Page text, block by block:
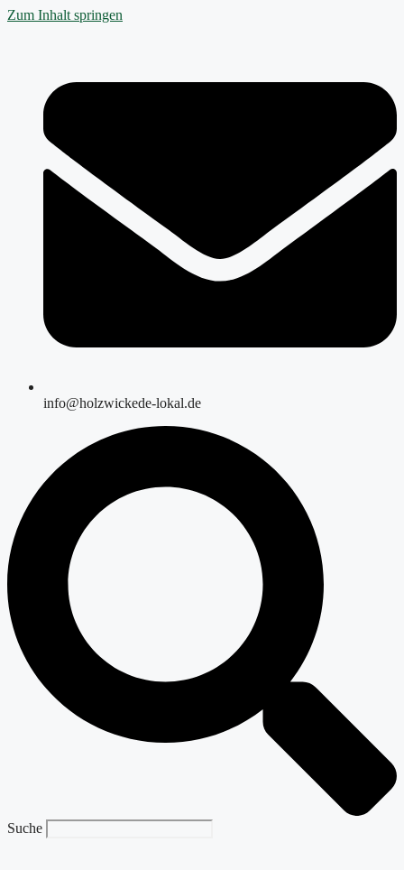
Zum Inhalt springen
info@holzwickede-lokal.de
Suche